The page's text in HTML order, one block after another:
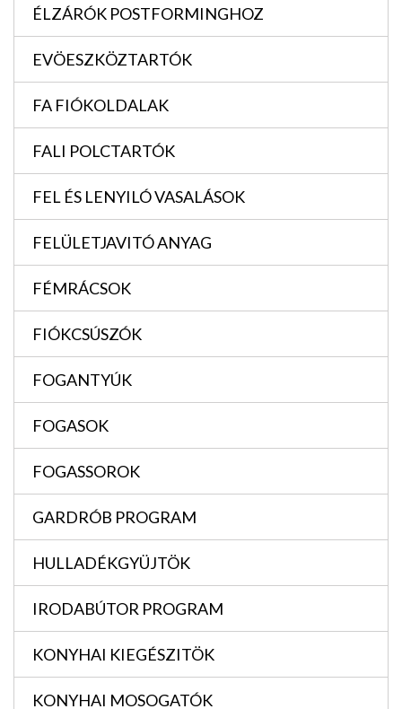
ÉLZÁRÓK POSTFORMINGHOZ
EVÖESZKÖZTARTÓK
FA FIÓKOLDALAK
FALI POLCTARTÓK
FEL ÉS LENYILÓ VASALÁSOK
FELÜLETJAVITÓ ANYAG
FÉMRÁCSOK
FIÓKCSÚSZÓK
FOGANTYÚK
FOGASOK
FOGASSOROK
GARDRÓB PROGRAM
HULLADÉKGYÜJTÖK
IRODABÚTOR PROGRAM
KONYHAI KIEGÉSZITÖK
KONYHAI MOSOGATÓK